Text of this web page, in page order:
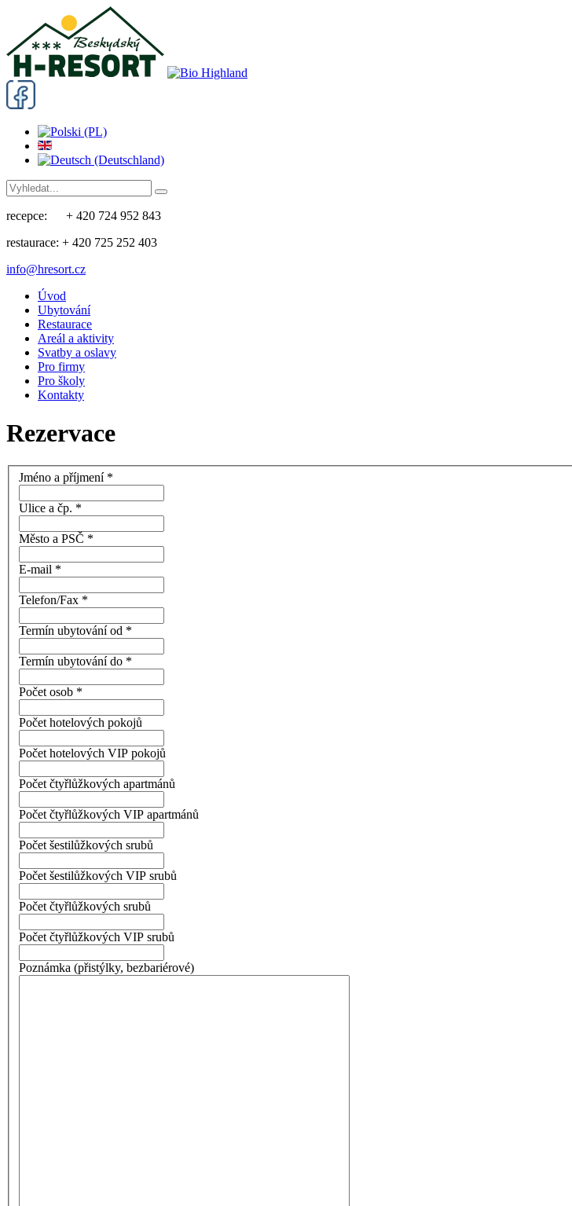
recepce: + 420 724 952 843
restaurace: + 420 725 252 403
info@hresort.cz
Úvod
Ubytování
Restaurace
Areál a aktivity
Svatby a oslavy
Pro firmy
Pro školy
Kontakty
Rezervace
Jméno a příjmení *
Ulice a čp. *
Město a PSČ *
E-mail *
Telefon/Fax *
Termín ubytování od *
Termín ubytování do *
Počet osob *
Počet hotelových pokojů
Počet hotelových VIP pokojů
Počet čtyřlůžkových apartmánů
Počet čtyřlůžkových VIP apartmánů
Počet šestilůžkových srubů
Počet šestilůžkových VIP srubů
Počet čtyřlůžkových srubů
Počet čtyřlůžkových VIP srubů
Poznámka (přistýlky, bezbariérové)